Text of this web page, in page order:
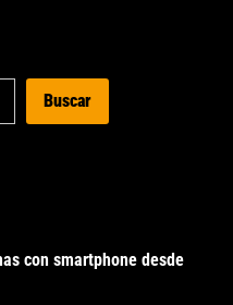
Buscar
con smartphone desde